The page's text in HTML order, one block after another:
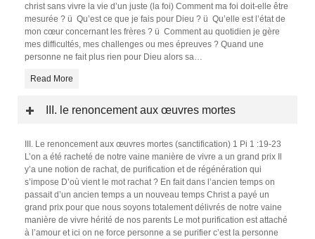
christ sans vivre la vie d’un juste (la foi) Comment ma foi doit-elle être
mesurée ? ü Qu’est ce que je fais pour Dieu ? ü Qu’elle est l’état de
mon cœur concernant les frères ? ü Comment au quotidien je gère
mes difficultés, mes challenges ou mes épreuves ? Quand une
personne ne fait plus rien pour Dieu alors sa…
Read More
III. le renoncement aux œuvres mortes
III. Le renoncement aux œuvres mortes (sanctification) 1 Pi 1 :19-23
L’on a été racheté de notre vaine manière de vivre a un grand prix Il
y’a une notion de rachat, de purification et de régénération qui
s’impose D’où vient le mot rachat ? En fait dans l’ancien temps on
passait d’un ancien temps a un nouveau temps Christ a payé un
grand prix pour que nous soyons totalement délivrés de notre vaine
manière de vivre hérité de nos parents Le mot purification est attaché
à l’amour et ici on ne force personne a se purifier c’est la personne